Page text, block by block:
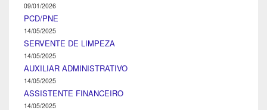
09/01/2026
PCD/PNE
14/05/2025
SERVENTE DE LIMPEZA
14/05/2025
AUXILIAR ADMINISTRATIVO
14/05/2025
ASSISTENTE FINANCEIRO
14/05/2025